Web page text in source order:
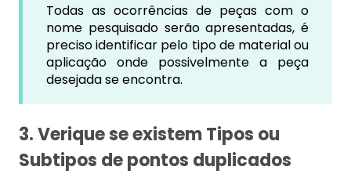
Todas as ocorrências de peças com o
nome pesquisado serão apresentadas, é
preciso identificar pelo tipo de material ou
aplicação onde possivelmente a peça
desejada se encontra.
3. Verique se existem Tipos ou
Subtipos de pontos duplicados